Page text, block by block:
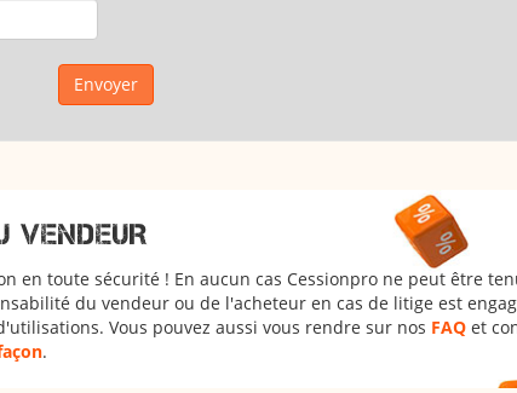
VENDEUR
en toute sécurité ! En aucun cas Cessionpro ne peut être
du vendeur ou de l'acheteur en cas de litige est
Vous pouvez aussi vous rendre sur nos FAQ et
.